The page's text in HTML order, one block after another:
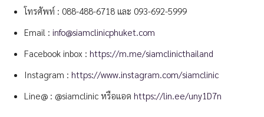
โทรศัพท์ : 088-488-6718 และ 093-692-5999
Email : info@siamclinicphuket.com
Facebook inbox : https://m.me/siamclinicthailand
Instagram : https://www.instagram.com/siamclinic
Line@ : @siamclinic หรือแอด https://lin.ee/uny1D7n